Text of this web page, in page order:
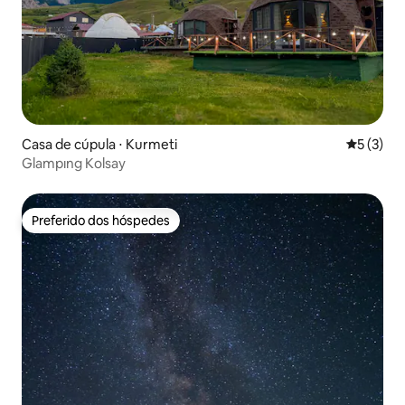
Casa de cúpula ⋅ Kurmeti 5 de
5 (3)
Glampıng Kolsay
Preferido dos hóspedes
Preferido dos hóspedes